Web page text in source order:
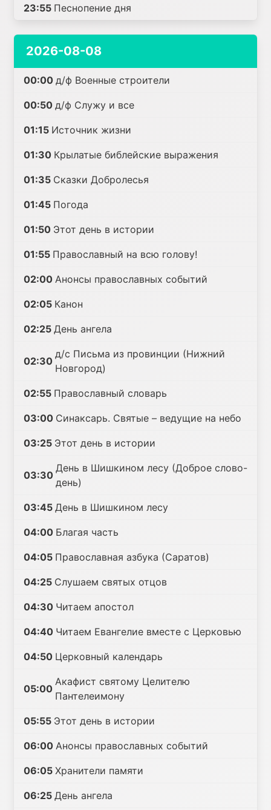
23:55 Песнопение дня
2026-08-08
00:00 д/ф Военные строители
00:50 д/ф Служу и все
01:15 Источник жизни
01:30 Крылатые библейские выражения
01:35 Сказки Добролесья
01:45 Погода
01:50 Этот день в истории
01:55 Православный на всю голову!
02:00 Анонсы православных событий
02:05 Канон
02:25 День ангела
02:30
д/с Письма из провинции (Нижний
Новгород)
02:55 Православный словарь
03:00 Синаксарь. Святые – ведущие на небо
03:25 Этот день в истории
03:30
День в Шишкином лесу (Доброе слово-
день)
03:45 День в Шишкином лесу
04:00 Благая часть
04:05 Православная азбука (Саратов)
04:25 Слушаем святых отцов
04:30 Читаем апостол
04:40 Читаем Евангелие вместе с Церковью
04:50 Церковный календарь
05:00
Акафист святому Целителю
Пантелеимону
05:55 Этот день в истории
06:00 Анонсы православных событий
06:05 Хранители памяти
06:25 День ангела